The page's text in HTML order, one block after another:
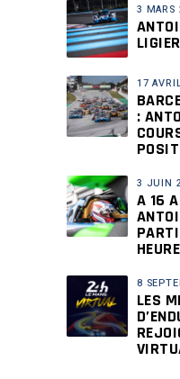
3 MARS
17
:
3 JUIN
A 16
8
LES